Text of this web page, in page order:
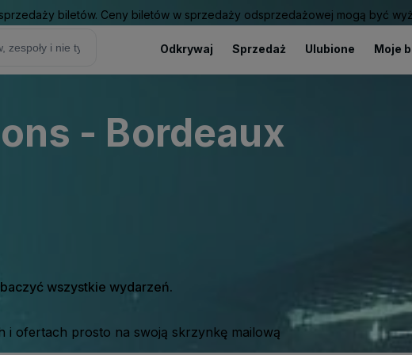
biletów. Ceny biletów w sprzedaży odsprzedażowej mogą być
Odkrywaj Sprzedaż Ulubione Moje
- Bordeaux
wszystkie wydarzeń.
ofertach prosto na swoją skrzynkę mailową